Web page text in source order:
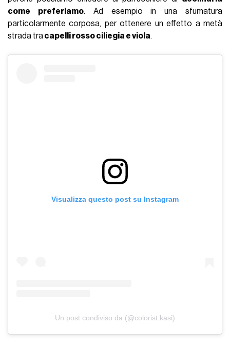
come preferiamo. Ad esempio in una sfumatura
particolarmente corposa, per ottenere un effetto a metà
strada tracapelli rosso ciliegia e viola.
Visualizza questo post su Instagram
Un post condiviso da (@colorist.kasi)